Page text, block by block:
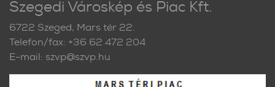
Szegedi Városkép és Piac Kft.
6722 Szeged, Mars tér 22.
Telefon/fax: +36 62 472 204
E-mail: szvp@szvp.hu